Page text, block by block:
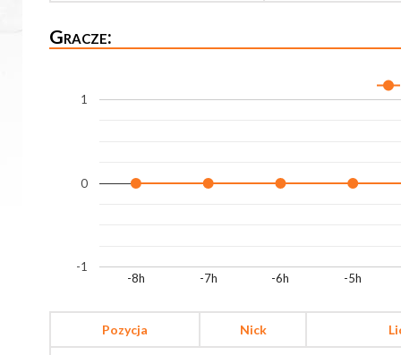
Gracze:
-8h -7h -6h -5h
-1
0
1
Pozycja Nick